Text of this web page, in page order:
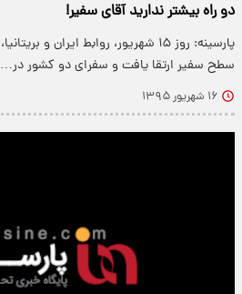
دو راه بیشتر ندارید آقای سفیر!
سطح سفیر ارتقا یافت و سفرای دو کشور در…
۱۶ شهریور ۱۳۹۵